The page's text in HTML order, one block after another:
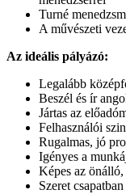
Turné
A művészeti
Az ideális pályázó:
Legalább
Beszél és ír
Jártas az
Felhasználói
Rugalmas, jó
Igényes a
Képes az
Szeret